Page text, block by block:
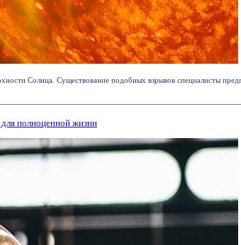
Солнца. Существование подобных взрывов специалисты
полноценной жизни